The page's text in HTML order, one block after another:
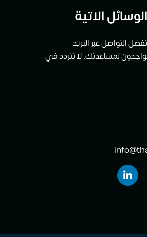
الاتية
التواصل عبر البريد
لمساعدتك. لا تتردد في